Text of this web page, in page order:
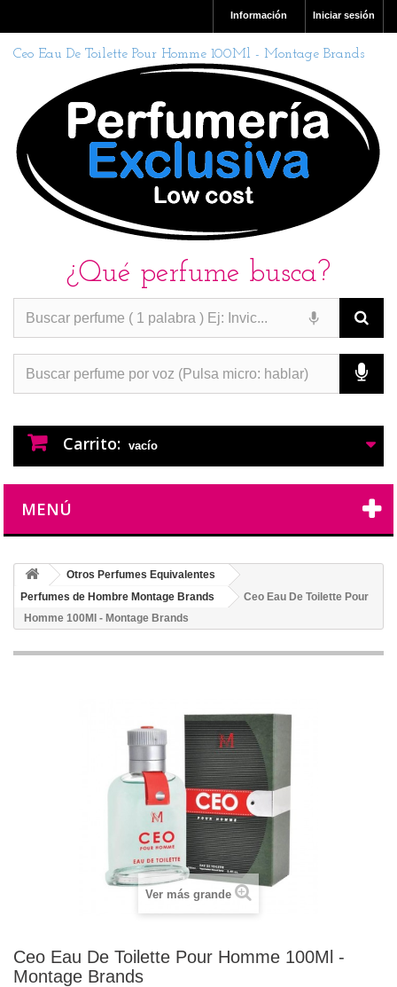
Iniciar sesión
Información
Ceo Eau De Toilette Pour Homme 100Ml - Montage Brands
¿Qué perfume busca?
Carrito: vacío
MENÚ
Otros Perfumes Equivalentes
Perfumes de Hombre Montage Brands
Ceo Eau De Toilette Pour
Homme 100Ml - Montage Brands
Ver más grande
Ceo Eau De Toilette Pour Homme 100Ml -
Montage Brands